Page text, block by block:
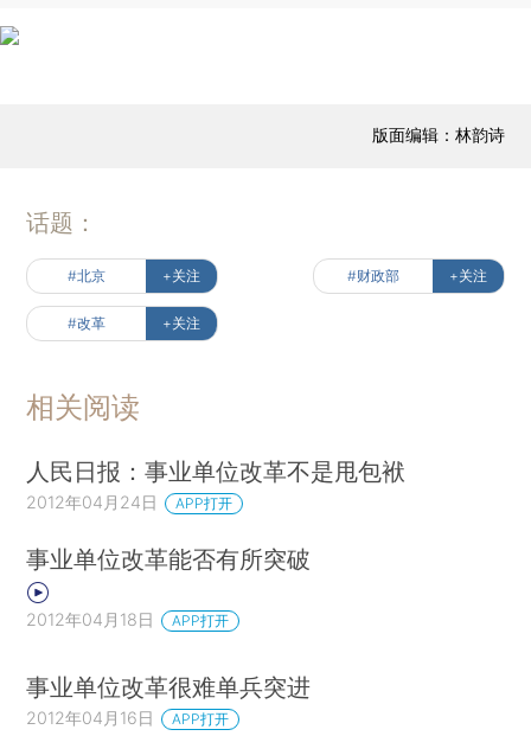
版面编辑：林韵诗
话题：
#北京 +关注 #财政部 +关注
#改革 +关注
相关阅读
人民日报：事业单位改革不是甩包袱
2012年04月24日 APP打开
事业单位改革能否有所突破
2012年04月18日 APP打开
事业单位改革很难单兵突进
2012年04月16日 APP打开